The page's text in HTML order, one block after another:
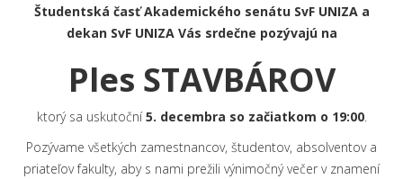
Študentská časť Akademického senátu SvF UNIZA a
dekan SvF UNIZA Vás srdečne pozývajú na
Ples STAVBÁROV
ktorý sa uskutoční5. decembra so začiatkom o 19:00.
Pozývame všetkých zamestnancov, študentov, absolventov a
priateľov fakulty, aby s nami prežili výnimočný večer v znamení